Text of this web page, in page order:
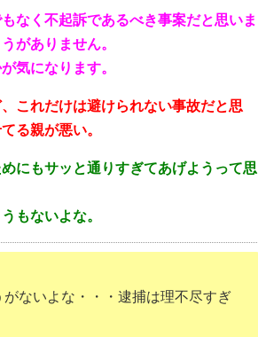
なく不起訴であるべき事案だと思いま
がありません。
気になります。
これだけは避けられない事故だと思
る親が悪い。
にもサッと通りすぎてあげようって思
もないよな。
ないよな・・・逮捕は理不尽すぎ